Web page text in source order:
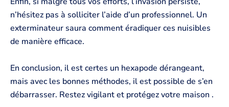
n’hésitez pas à solliciter l’aide d’un professionnel. Un
exterminateur saura comment éradiquer ces nuisibles
de manière efficace.
En conclusion, il est certes un hexapode dérangeant,
mais avec les bonnes méthodes, il est possible de s’en
débarrasser. Restez vigilant et protégez votre maison .